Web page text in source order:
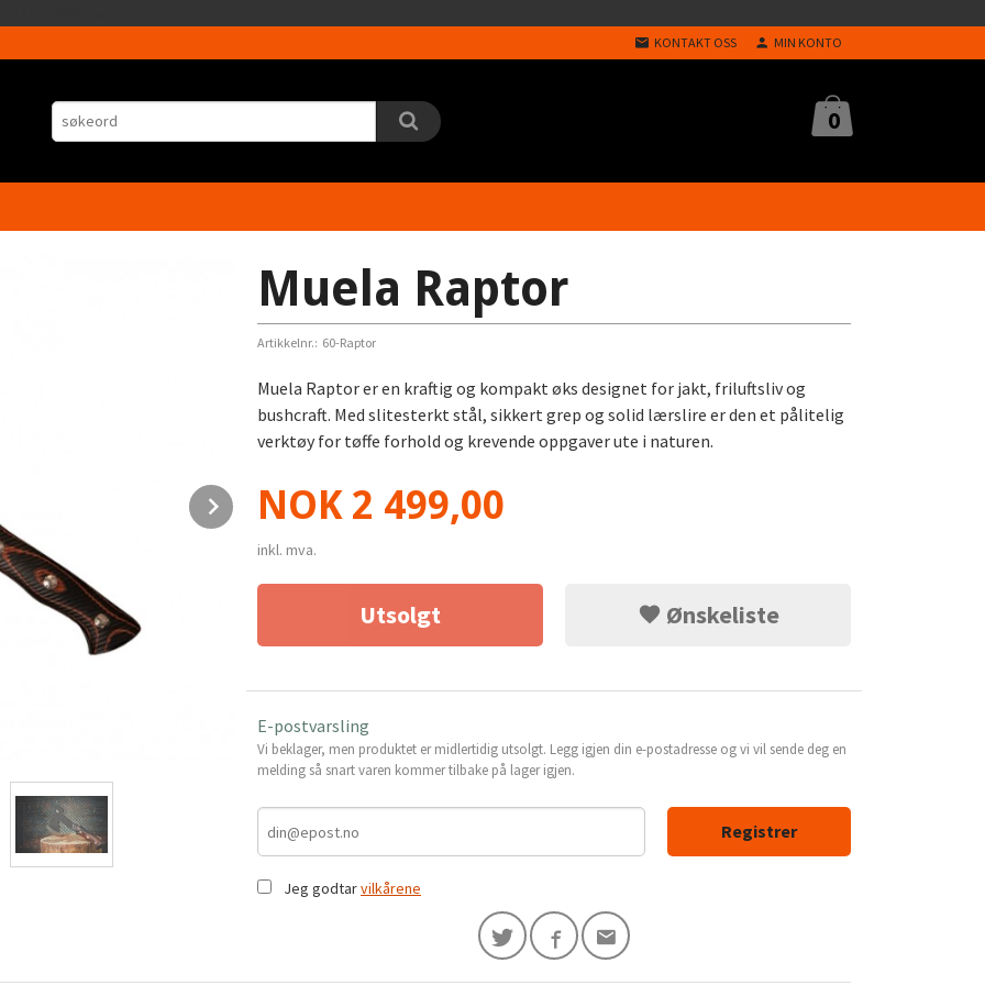
innholdet
KONTAKT OSS MIN KONTO
0
Next
Muela Raptor
Artikkelnr.: 60-Raptor
Muela Raptor er en kraftig og kompakt øks designet for jakt, friluftsliv og
bushcraft. Med slitesterkt stål, sikkert grep og solid lærslire er den et pålitelig
verktøy for tøffe forhold og krevende oppgaver ute i naturen.
Pris
NOK 2 499,00
inkl. mva.
Utsolgt Ønskeliste
E-postvarsling
Vi beklager, men produktet er midlertidig utsolgt. Legg igjen din e-postadresse og vi vil sende deg en
melding så snart varen kommer tilbake på lager igjen.
Jeg godtarvilkårene
Registrer